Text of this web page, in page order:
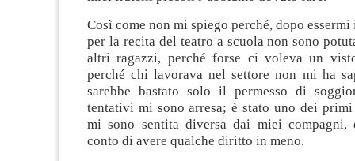
Così come non mi spiego perché, dopo
per la recita del teatro a scuola non sono
altri ragazzi, perché forse ci voleva un
perché chi lavorava nel settore non mi ha
sarebbe bastato solo il permesso di
tentativi mi sono arresa; è stato uno dei
mi sono sentita diversa dai miei compagni,
conto di avere qualche diritto in meno.